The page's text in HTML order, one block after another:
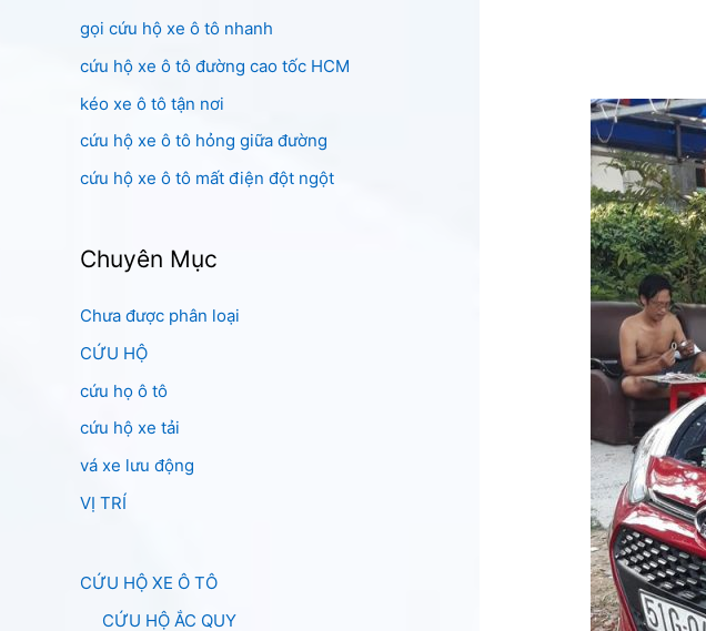
ế
m
:
gọi cứu hộ xe ô tô nhanh
cứu hộ xe ô tô đường cao tốc HCM
kéo xe ô tô tận nơi
cứu hộ xe ô tô hỏng giữa đường
cứu hộ xe ô tô mất điện đột ngột
Chuyên Mục
Chưa được phân loại
CỨU HỘ
cứu họ ô tô
cứu hộ xe tải
vá xe lưu động
VỊ TRÍ
CỨU HỘ XE Ô TÔ
CỨU HỘ ẮC QUY